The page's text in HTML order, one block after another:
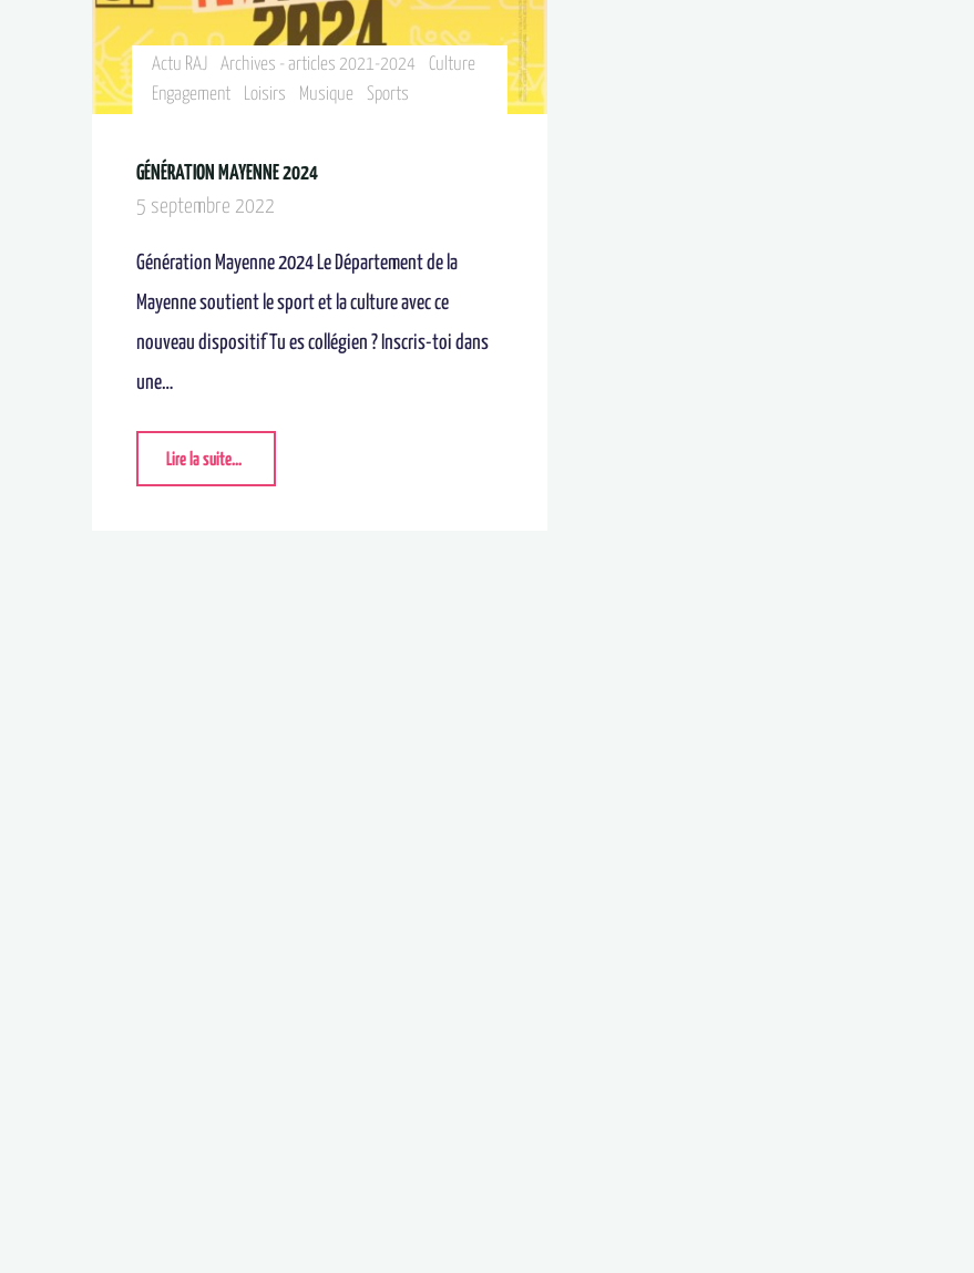
Actu RAJ Archives - articles 2021-2024
Culture
Engagement
Loisirs Musique Sports
GÉNÉRATION MAYENNE 2024
5 septembre 2022
Génération Mayenne 2024 Le Département de la
Mayenne soutient le sport et la culture avec ce
nouveau dispositif Tu es collégien ? Inscris-toi dans
une…
Lire la suite...